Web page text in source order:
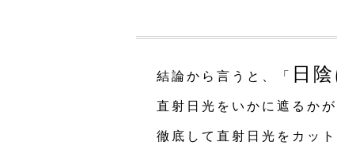
結論から言うと、「 日
直射日光をいかに遮るか
徹底して直射日光をカッ